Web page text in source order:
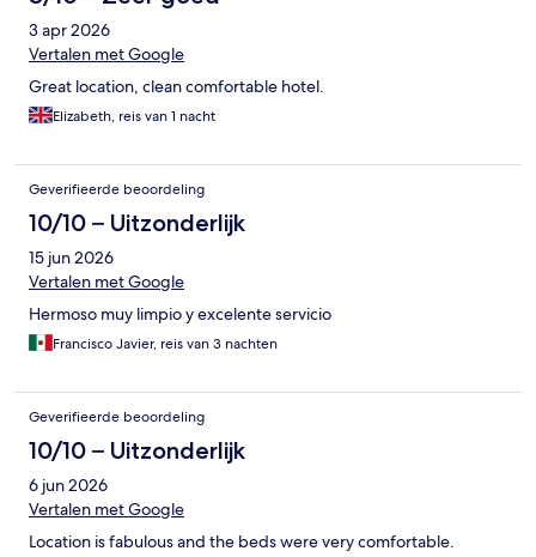
3 apr 2026
Vertalen met Google
Great location, clean comfortable hotel.
Elizabeth, reis van 1 nacht
Geverifieerde beoordeling
10/10 – Uitzonderlijk
15 jun 2026
Vertalen met Google
Hermoso muy limpio y excelente servicio
Francisco Javier, reis van 3 nachten
Geverifieerde beoordeling
10/10 – Uitzonderlijk
6 jun 2026
Vertalen met Google
Location is fabulous and the beds were very comfortable.